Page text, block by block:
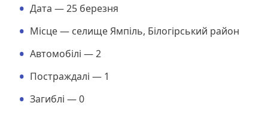
Дата — 25 березня
Місце — селище Ямпіль, Білогірський район
Автомобілі — 2
Постраждалі — 1
Загиблі — 0